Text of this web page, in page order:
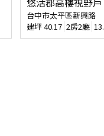
台中市太平區新興路
建坪40.17 2房2廳